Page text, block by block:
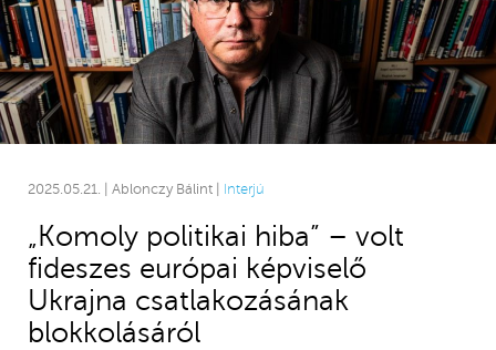
2025.05.21. | Ablonczy Bálint | Interjú
„Komoly politikai hiba” – volt
fideszes európai képviselő
Ukrajna csatlakozásának
blokkolásáról